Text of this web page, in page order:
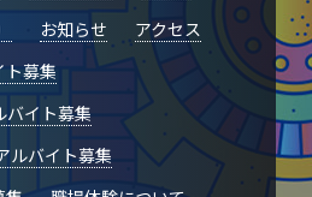
お知らせ
アクセス
ト募集
バイト募集
ルバイト募集